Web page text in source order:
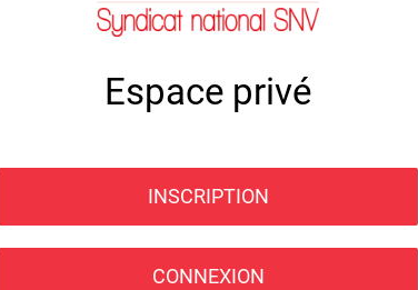
Espace privé
INSCRIPTION
CONNEXION